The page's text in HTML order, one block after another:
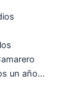
un año…